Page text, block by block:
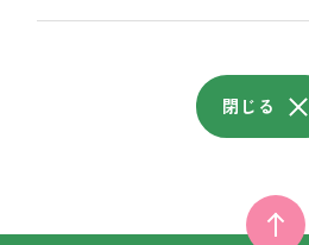
閉じる